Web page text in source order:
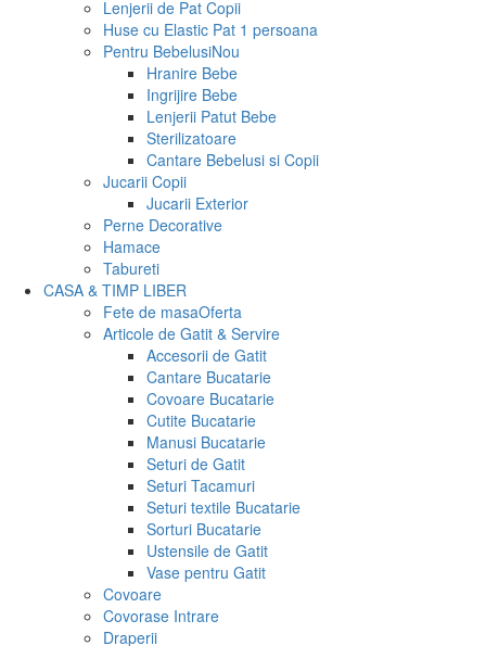
Lenjerii de Pat Copii
Huse cu Elastic Pat 1 persoana
Pentru BebelusiNou
Hranire Bebe
Ingrijire Bebe
Lenjerii Patut Bebe
Sterilizatoare
Cantare Bebelusi si Copii
Jucarii Copii
Jucarii Exterior
Perne Decorative
Hamace
Tabureti
CASA & TIMP LIBER
Fete de masaOferta
Articole de Gatit & Servire
Accesorii de Gatit
Cantare Bucatarie
Covoare Bucatarie
Cutite Bucatarie
Manusi Bucatarie
Seturi de Gatit
Seturi Tacamuri
Seturi textile Bucatarie
Sorturi Bucatarie
Ustensile de Gatit
Vase pentru Gatit
Covoare
Covorase Intrare
Draperii